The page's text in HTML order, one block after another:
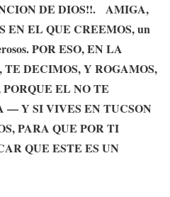
DE DIOS!!. AMIGA,
EN EL QUE CREEMOS, un
POR ESO, EN LA
TE DECIMOS, Y ROGAMOS,
PORQUE EL NO TE
— Y SI VIVES EN TUCSON
PARA QUE POR TI
QUE ESTE ES UN